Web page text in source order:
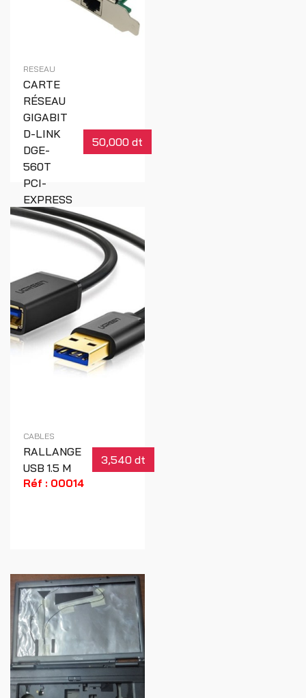
RESEAU
CARTE
RÉSEAU
GIGABIT
D-LINK
DGE-
560T
PCI-
EXPRESS
50,000 dt
Réf : 00013
CABLES
RALLANGE
USB 1.5 M
3,540 dt
Réf : 00014